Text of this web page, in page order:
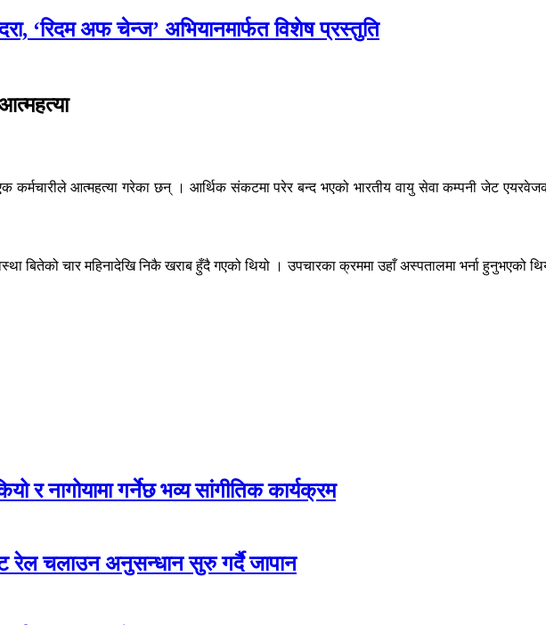
‘रिदम अफ चेन्ज’ अभियानमार्फत विशेष प्रस्तुति
कर्मचारीले आत्महत्या गरेका छन् । आर्थिक संकटमा परेर बन्द भएको भारतीय वायु सेवा कम्पनी जेट
बितेको चार महिनादेखि निकै खराब हुँदै गएको थियो । उपचारका क्रममा उहाँ अस्पतालमा भर्ना हुनुभएको
र नागोयामा गर्नेछ भव्य सांगीतिक कार्यक्रम
रेल चलाउन अनुसन्धान सुरु गर्दै जापान